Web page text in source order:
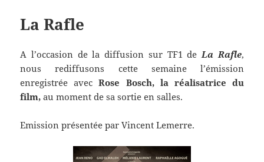
La Rafle
A l’occasion de la diffusion sur TF1 deLa Rafle,
nous rediffusons cette semaine l’émission
enregistrée avecRose Bosch, la réalisatrice du
film, au moment de sa sortie en salles.
Emission présentée par Vincent Lemerre.